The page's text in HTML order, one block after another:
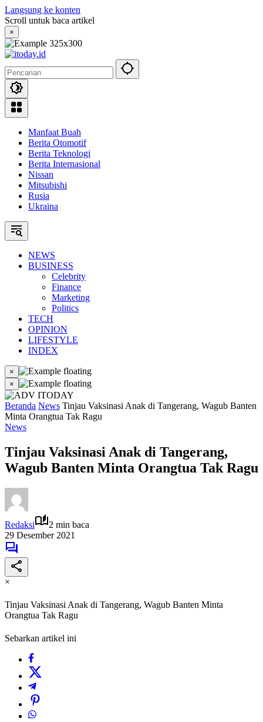
Langsung ke konten
Scroll untuk baca artikel
×
Manfaat Buah
Berita Otomotif
Berita Teknologi
Berita Internasional
Nissan
Mitsubishi
Rusia
Ukraina
NEWS
BUSINESS
Celebrity
Finance
Marketing
Politics
TECH
OPINION
LIFESTYLE
INDEX
×
×
Beranda News Tinjau Vaksinasi Anak di Tangerang, Wagub Banten
Minta Orangtua Tak Ragu
News
Tinjau Vaksinasi Anak di Tangerang,
Wagub Banten Minta Orangtua Tak Ragu
Redaksi
2 min baca
29 Desember 2021
×
Tinjau Vaksinasi Anak di Tangerang, Wagub Banten Minta
Orangtua Tak Ragu
Sebarkan artikel ini